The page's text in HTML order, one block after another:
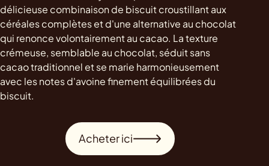
délicieuse combinaison de biscuit croustillant aux
céréales complètes et d'une alternative au chocolat
qui renonce volontairement au cacao. La texture
crémeuse, semblable au chocolat, séduit sans
cacao traditionnel et se marie harmonieusement
avec les notes d'avoine finement équilibrées du
biscuit.
Acheter ici